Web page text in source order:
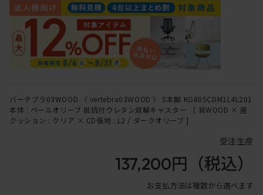
バーテブラ03WOOD （ vertebra03WOOD ） 5本脚 KG805CDM1L4L201
本体 : ペールオリーブ 抵抗付ウレタン双輪キャスター ［ 背WOOD × 座
クッション : クリア × CD張地 : L2 / ダークオリーブ ]
受注生産
137,200円 （税込）
お支払方法は複数から選べます